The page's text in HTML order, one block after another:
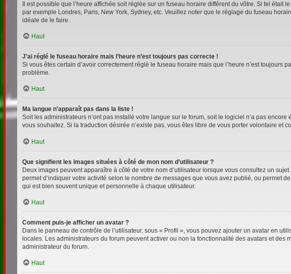
Il est possible que l’heure affichée soit réglée sur un fuseau horaire différent du vôtre. Si tel
par exemple Londres, Paris, New York, Sydney, etc. Veuillez noter que le réglage du fuseau
idéale de le faire.
Haut
J’ai réglé le fuseau horaire mais l’heure n’est toujours pas correcte !
Si vous êtes certain d’avoir correctement réglé le fuseau horaire mais que l’heure n’est
problème.
Haut
Ma langue n’apparaît pas dans la liste !
Soit les administrateurs n’ont pas installé votre langue sur le forum, soit le logiciel n’a pas
vous souhaitez. Si la traduction désirée n’existe pas, vous êtes libre de vous porter volontaire et
Haut
Que signifient les images situées à côté de mon nom d’utilisateur ?
Deux images peuvent apparaître à côté de votre nom d’utilisateur lorsque vous consultez un
permet d’indiquer votre activité selon le nombre de messages que vous avez publié, ou permet
qui est bien souvent unique et personnelle à chaque utilisateur.
Haut
Comment puis-je afficher un avatar ?
Dans le panneau de contrôle de l’utilisateur, sous « Profil », vous pouvez ajouter un avatar en
locales. Les administrateurs du forum peuvent activer ou non la fonctionnalité des avatars et
administrateur du forum.
Haut